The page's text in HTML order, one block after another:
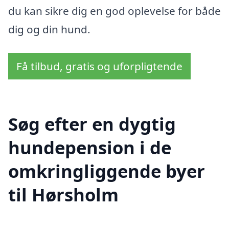
du kan sikre dig en god oplevelse for både
dig og din hund.
Få tilbud, gratis og uforpligtende
Søg efter en dygtig
hundepension i de
omkringliggende byer
til Hørsholm